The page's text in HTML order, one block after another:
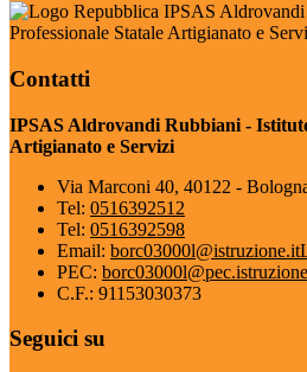
IPSAS
Professionale Statale Artigianato e
Contatti
IPSAS Aldrovandi Rubbiani -
Artigianato e Servizi
Via Marconi 40, 40122 -
Tel: 0516392512
Tel: 0516392598
Email: borc03000l@istruzione.it
PEC:
C.F.: 91153030373
Seguici su